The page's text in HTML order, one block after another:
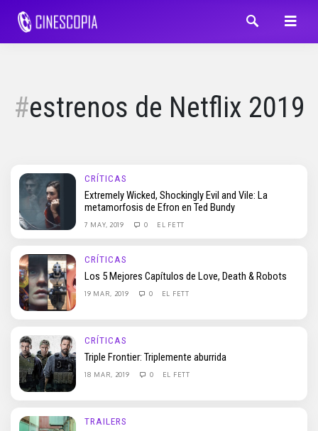
estrenos de Netflix 2019
CRÍTICAS
Extremely Wicked, Shockingly Evil and Vile: La
metamorfosis de Efron en Ted Bundy
7 MAY, 2019 0 EL FETT
CRÍTICAS
Los 5 Mejores Capítulos de Love, Death & Robots
19 MAR, 2019 0 EL FETT
CRÍTICAS
Triple Frontier: Triplemente aburrida
18 MAR, 2019 0 EL FETT
TRAILERS